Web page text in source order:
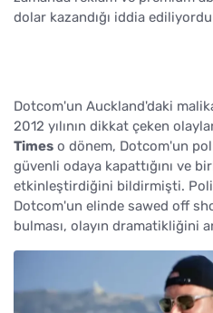
dolar kazandığı iddia
Dotcom'un Auckland'daki
2012 yılının dikkat çeken
Times o dönem, Dotcom'un
güvenli odaya kapattığını ve
etkinleştirdiğini bildirmişti.
Dotcom'un elinde sawed off
bulması, olayın dramatikliğini